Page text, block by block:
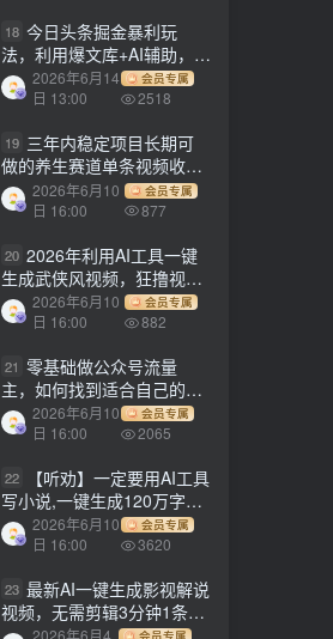
【副业项目4441期】最新长久稳定暴利项目，运费险全新玩法，日赚1000（包含详细教程，全程指导）
18 今日头条掘金暴利玩
法，利用爆文库+AI辅助，轻
松矩阵、当天起号，简单粗
暴，日入1000+
2026年6月14
日 13:00
会员专属
2518
19 三年内稳定项目长期可
做的养生赛道单条视频收入
22002026年6月10
日 16:00
会员专属
877
20 2026年利用AI工具一键
生成武侠风视频，狂撸视频
号分成计划收益，原创度
高，画面好看，轻松日入
2026年6月10
日 16:00
会员专属
882
21 零基础做公众号流量
主，如何找到适合自己的赛
道
2026年6月10
日 16:00
会员专属
2065
22
【听劝】一定要用AI工具
写小说,一键生成120万字，
躺着也能赚，月入2w+
2026年6月10
日 16:00
会员专属
3620
23 最新AI一键生成影视解说
视频，无需剪辑3分钟1条，